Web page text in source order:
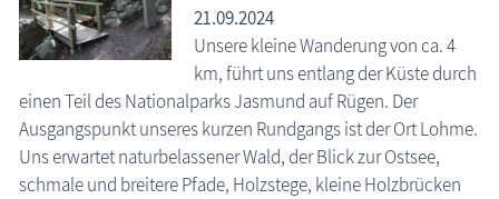
21.09.2024
Unsere kleine Wanderung von ca. 4
km, führt uns entlang der Küste durch
einen Teil des Nationalparks Jasmund auf Rügen. Der
Ausgangspunkt unseres kurzen Rundgangs ist der Ort Lohme.
Uns erwartet naturbelassener Wald, der Blick zur Ostsee,
schmale und breitere Pfade, Holzstege, kleine Holzbrücken